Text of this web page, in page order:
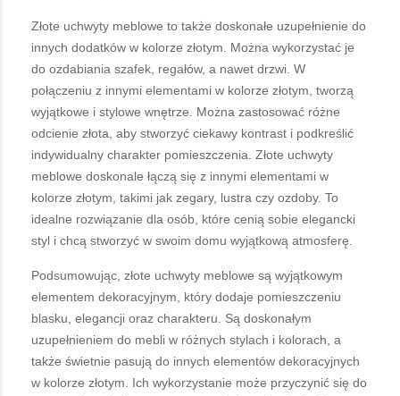
Złote uchwyty meblowe to także doskonałe uzupełnienie do
innych dodatków w kolorze złotym. Można wykorzystać je
do ozdabiania szafek, regałów, a nawet drzwi. W
połączeniu z innymi elementami w kolorze złotym, tworzą
wyjątkowe i stylowe wnętrze. Można zastosować różne
odcienie złota, aby stworzyć ciekawy kontrast i podkreślić
indywidualny charakter pomieszczenia. Złote uchwyty
meblowe doskonale łączą się z innymi elementami w
kolorze złotym, takimi jak zegary, lustra czy ozdoby. To
idealne rozwiązanie dla osób, które cenią sobie elegancki
styl i chcą stworzyć w swoim domu wyjątkową atmosferę.
Podsumowując, złote uchwyty meblowe są wyjątkowym
elementem dekoracyjnym, który dodaje pomieszczeniu
blasku, elegancji oraz charakteru. Są doskonałym
uzupełnieniem do mebli w różnych stylach i kolorach, a
także świetnie pasują do innych elementów dekoracyjnych
w kolorze złotym. Ich wykorzystanie może przyczynić się do